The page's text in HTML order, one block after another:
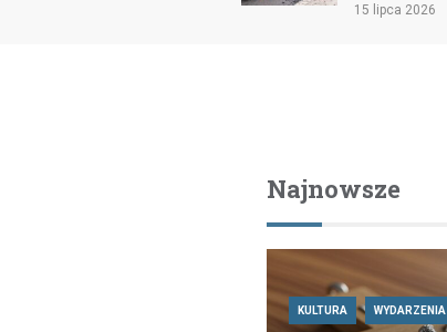
15 lipca 2026
Najnowsze
KULTURA WYDARZENIA